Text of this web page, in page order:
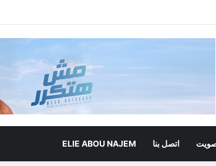
اتصل بنا ELIE ABOU NAJEM